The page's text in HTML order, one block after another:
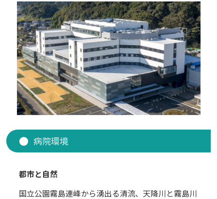
掲示・届出事項
クオリティ・インジケータ
一般事業主行動計画
病院指標
こども館
夜間診療
病院環境
都市と自然
国立公園霧島連峰から湧出る清流、天降川と霧島川